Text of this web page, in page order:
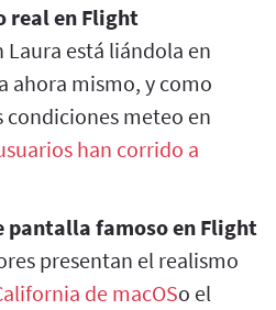
real en Flight
Laura está liándola en
ahora mismo, y como
condiciones meteo en
han corrido a
pantalla famoso en Flight
presentan el realismo
de macOSo el